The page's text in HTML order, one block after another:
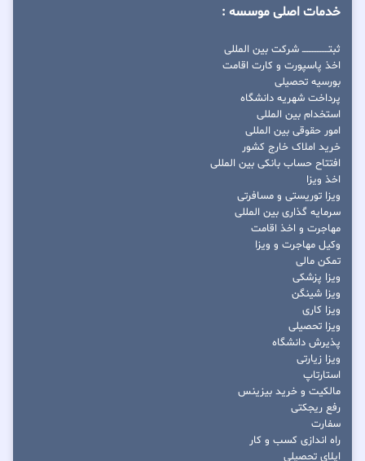
خدمات اصلی موسسه :
ثبتــــــــــــــــ شرکت بین المللی
اخذ پاسپورت و کارت اقامت
بورسیه تحصیلی
پرداخت شهریه دانشگاه
استخدام بین المللی
امور حقوقی بین المللی
خرید املاک خارج کشور
افتتاح حساب بانکی بین المللی
اخذ ویزا
ویزا توریستی و مسافرتی
سرمایه گذاری بین المللی
مهاجرت و اخذ اقامت
وکیل مهاجرت و ویزا
تمکن مالی
ویزا پزشکی
ویزا شینگن
ویزا کاری
ویزا تحصیلی
پذیرش دانشگاه
ویزا زیارتی
استارتاپ
مالکیت و خرید بیزینس
رفع ریجکتی
سفارت
راه اندازی کسب و کار
اپلای تحصیلی